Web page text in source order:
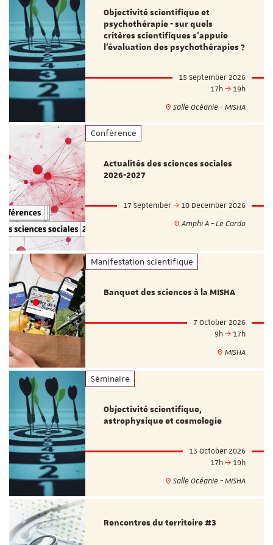
Objectivité scientifique et
psychothérapie - sur quels
critères scientifiques s'appuie
l'évaluation des psychothérapies ?
15 September 2026
17h
19h
Salle Océanie - MISHA
Conférence
Actualités des sciences sociales
2026-2027
17 September
10 December 2026
Amphi A - Le Cardo
Manifestation scientifique
Banquet des sciences à la MISHA
7 October 2026
9h
17h
MISHA
Séminaire
Objectivité scientifique,
astrophysique et cosmologie
13 October 2026
17h
19h
Salle Océanie - MISHA
Rencontres du territoire #3